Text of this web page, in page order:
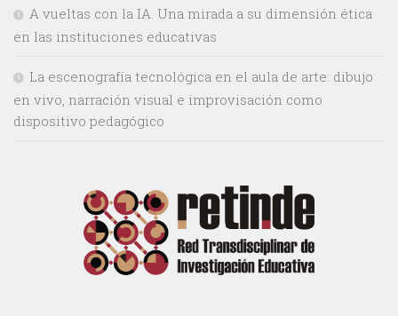
A vueltas con la IA. Una mirada a su dimensión ética
en las instituciones educativas
La escenografía tecnológica en el aula de arte: dibujo
en vivo, narración visual e improvisación como
dispositivo pedagógico